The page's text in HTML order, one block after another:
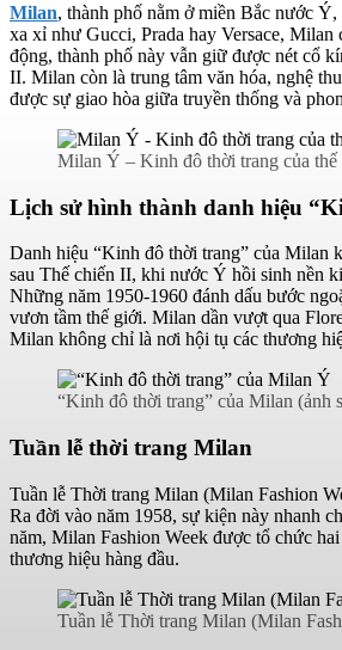
Milan, thành phố nằm ở miền Bắc nước
xa xỉ như Gucci, Prada hay Versace,
động, thành phố này vẫn giữ được nét cổ
II. Milan còn là trung tâm văn hóa, nghệ
được sự giao hòa giữa truyền thống và
Milan Ý – Kinh đô thời trang của thế
Lịch sử hình thành danh hiệu
Danh hiệu “Kinh đô thời trang” của Milan
sau Thế chiến II, khi nước Ý hồi sinh nền
Những năm 1950-1960 đánh dấu bước
vươn tầm thế giới. Milan dần vượt qua
Milan không chỉ là nơi hội tụ các thương
“Kinh đô thời trang” của Milan (ảnh
Tuần lễ thời trang Milan
Tuần lễ Thời trang Milan (Milan Fashion
Ra đời vào năm 1958, sự kiện này nhanh
năm, Milan Fashion Week được tổ chức
thương hiệu hàng đầu.
Tuần lễ Thời trang Milan (Milan